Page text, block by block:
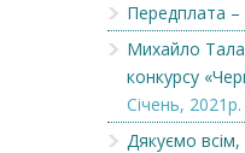
Передплата –
Михайло
конкурсу
Січень, 2021р.
Дякуємо